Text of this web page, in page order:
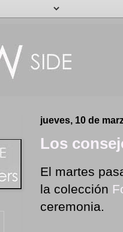
jueves, 10 de
Los
El martes
la colección
ceremonia.